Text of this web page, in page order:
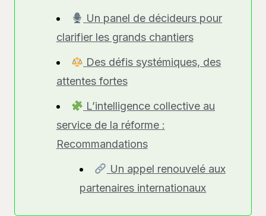
Un panel de décideurs pour
clarifier les grands chantiers
Des défis systémiques, des
attentes fortes
L’intelligence collective au
service de la réforme :
Recommandations
Un appel renouvelé aux
partenaires internationaux